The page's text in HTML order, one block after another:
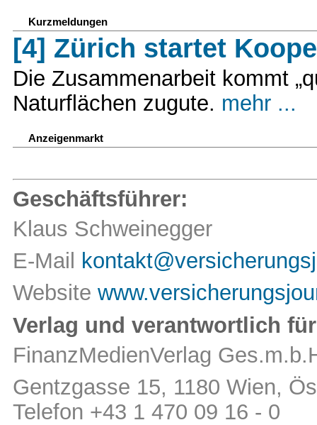
Kurzmeldungen
[4] Zürich startet
Die Zusammenarbeit kommt
Naturflächen zugute. mehr ...
Anzeigenmarkt
Geschäftsführer:
Klaus Schweinegger
E-Mail
Website
Verlag und verantwortlich
FinanzMedienVerlag
Gentzgasse 15, 1180 Wien,
Telefon +43 1 470 09 16 - 0